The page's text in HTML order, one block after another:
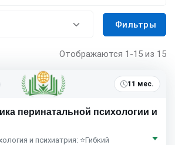
Фильтры
Отображаются 1-15 из 15
11 мес.
перинатальной психологии и
и психиатрия: ⭐Гибкий